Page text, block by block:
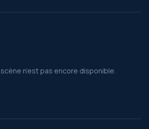
n’est pas encore disponible.